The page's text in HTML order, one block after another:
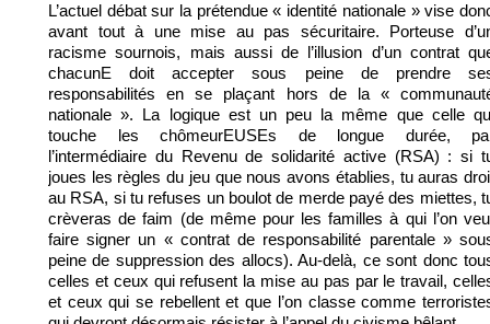
L’actuel débat sur la prétendue « identité nationale » vise
avant tout à une mise au pas sécuritaire. Porteuse
racisme sournois, mais aussi de l’illusion d’un contrat
chacunE doit accepter sous peine de prendre
responsabilités en se plaçant hors de la «
nationale ». La logique est un peu la même que celle
touche les chômeurEUSEs de longue durée,
l’intermédiaire du Revenu de solidarité active (RSA) : si
joues les règles du jeu que nous avons établies, tu auras
au RSA, si tu refuses un boulot de merde payé des miettes,
crèveras de faim (de même pour les familles à qui l’on
faire signer un « contrat de responsabilité parentale »
peine de suppression des allocs). Au-delà, ce sont donc
celles et ceux qui refusent la mise au pas par le travail,
et ceux qui se rebellent et que l’on classe comme